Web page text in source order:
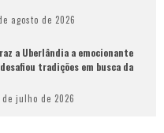
agosto de 2026
a Uberlândia a emocionante
tradições em busca da
de julho de 2026